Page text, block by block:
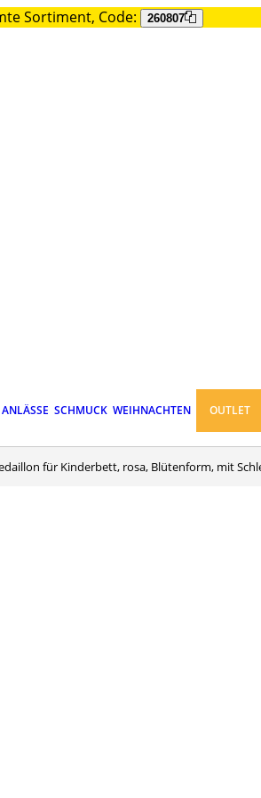
Sortiment, Code: 260807
SCHMUCK WEIHNACHTEN OUTLET
für Kinderbett, rosa, Blütenform, mit